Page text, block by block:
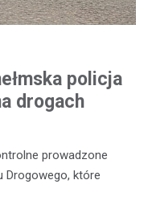
policja
drogach
prowadzone
Drogowego, które